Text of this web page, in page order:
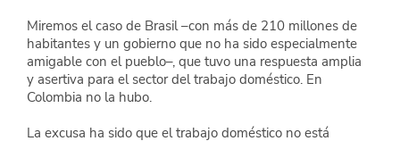
Miremos el caso de Brasil –con más de 210 millones de
habitantes y un gobierno que no ha sido especialmente
amigable con el pueblo–, que tuvo una respuesta amplia
y asertiva para el sector del trabajo doméstico. En
Colombia no la hubo.
La excusa ha sido que el trabajo doméstico no está